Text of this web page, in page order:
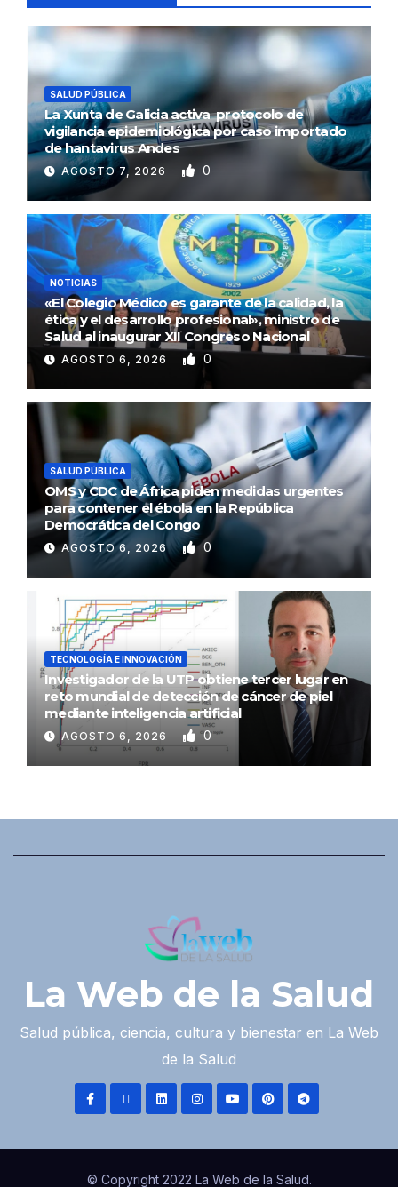
SALUD PÚBLICA
La Xunta de Galicia activa protocolo de
vigilancia epidemiológica por caso importado
de hantavirus Andes
AGOSTO 7, 2026 0
NOTICIAS
«El Colegio Médico es garante de la calidad, la
ética y el desarrollo profesional», ministro de
Salud al inaugurar XII Congreso Nacional
AGOSTO 6, 2026 0
SALUD PÚBLICA
OMS y CDC de África piden medidas urgentes
para contener el ébola en la República
Democrática del Congo
AGOSTO 6, 2026 0
TECNOLOGÍA E INNOVACIÓN
Investigador de la UTP obtiene tercer lugar en
reto mundial de detección de cáncer de piel
mediante inteligencia artificial
AGOSTO 6, 2026 0
La Web de la Salud
Salud pública, ciencia, cultura y bienestar en La Web
de la Salud
© Copyright 2022 La Web de la Salud.